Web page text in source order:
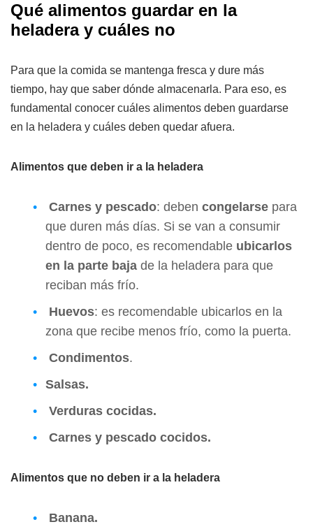
Qué alimentos guardar en la
heladera y cuáles no
Para que la comida se mantenga fresca y dure más
tiempo, hay que saber dónde almacenarla. Para eso, es
fundamental conocer cuáles alimentos deben guardarse
en la heladera y cuáles deben quedar afuera.
Alimentos que deben ir a la heladera
Carnes y pescado: deben congelarse para
que duren más días. Si se van a consumir
dentro de poco, es recomendable ubicarlos
en la parte baja de la heladera para que
reciban más frío.
Huevos: es recomendable ubicarlos en la
zona que recibe menos frío, como la puerta.
Condimentos.
Salsas.
Verduras cocidas.
Carnes y pescado cocidos.
Alimentos que no deben ir a la heladera
Banana.